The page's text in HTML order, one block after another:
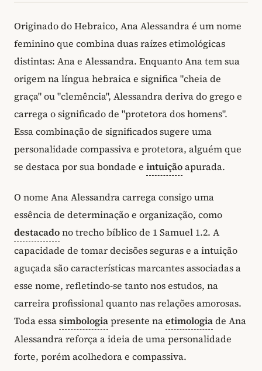
Originado do Hebraico, Ana Alessandra é um nome
feminino que combina duas raízes etimológicas
distintas: Ana e Alessandra. Enquanto Ana tem sua
origem na língua hebraica e significa "cheia de
graça" ou "clemência", Alessandra deriva do grego e
carrega o significado de "protetora dos homens".
Essa combinação de significados sugere uma
personalidade compassiva e protetora, alguém que
se destaca por sua bondade e intuiçãoapurada.
O nome Ana Alessandra carrega consigo uma
essência de determinação e organização, como
destacadono trecho bíblico de 1 Samuel 1.2. A
capacidade de tomar decisões seguras e a intuição
aguçada são características marcantes associadas a
esse nome, refletindo-se tanto nos estudos, na
carreira profissional quanto nas relações amorosas.
Toda essasimbologiapresente naetimologiade Ana
Alessandra reforça a ideia de uma personalidade
forte, porém acolhedora e compassiva.